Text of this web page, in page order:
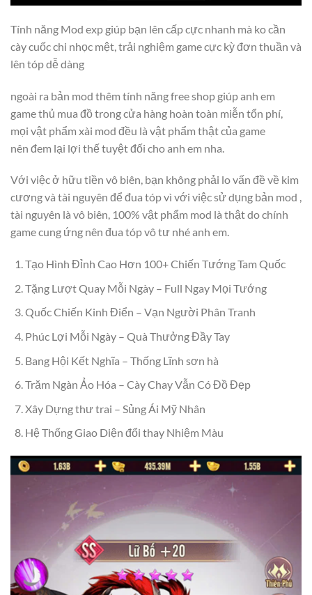
Tính năng Mod exp giúp bạn lên cấp cực nhanh mà ko cần
cày cuốc chi nhọc mệt, trải nghiệm game cực kỳ đơn thuần và
lên tóp dễ dàng
ngoài ra bản mod thêm tính năng free shop giúp anh em
game thủ mua đồ trong cửa hàng hoàn toàn miễn tổn phí,
mọi vật phẩm xài mod đều là vật phẩm thật của game
nên đem lại lợi thế tuyệt đối cho anh em nha.
Với việc ở hữu tiền vô biên, bạn không phải lo vấn đề về kim
cương và tài nguyên để đua tóp vì với việc sử dụng bản mod ,
tài nguyên là vô biên, 100% vật phẩm mod là thật do chính
game cung ứng nên đua tóp vô tư nhé anh em.
Tạo Hình Đỉnh Cao Hơn 100+ Chiến Tướng Tam Quốc
Tặng Lượt Quay Mỗi Ngày – Full Ngay Mọi Tướng
Quốc Chiến Kinh Điển – Vạn Người Phân Tranh
Phúc Lợi Mỗi Ngày – Quà Thưởng Đầy Tay
Bang Hội Kết Nghĩa – Thống Lĩnh sơn hà
Trăm Ngàn Ảo Hóa – Cày Chay Vẫn Có Đồ Đẹp
Xây Dựng thư trai – Sủng Ái Mỹ Nhân
Hệ Thống Giao Diện đổi thay Nhiệm Màu